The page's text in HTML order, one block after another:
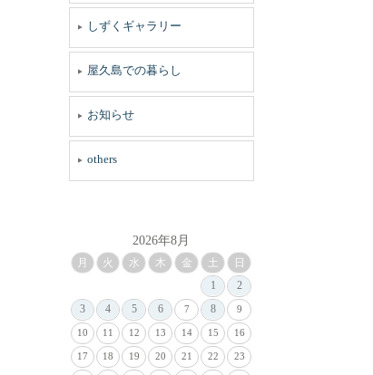
しずくギャラリー
屋久島での暮らし
お知らせ
others
2026年8月
月 火 水 木 金 土
日
1
2
3
4 5 6 7 8 9
10 11 12 13 14 15 16
17 18 19 20 21 22 23